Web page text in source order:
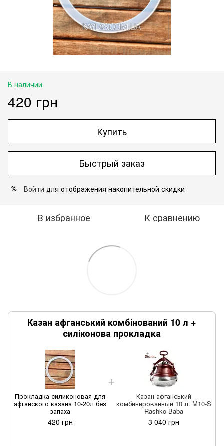
В наличии
420 грн
Купить
Быстрый заказ
% Войти для отображения накопительной скидки
В избранное К сравнению
Казан афганський комбінований 10 л +
силіконова прокладка
Прокладка силиконовая для
афганского казана 10-20л без
запаха
420 грн
Казан афганський
комбинированный 10 л. M10-S
Rashko Baba
3 040 грн